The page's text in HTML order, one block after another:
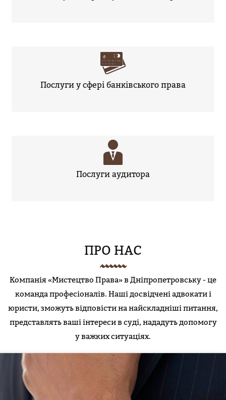
Послуги у сфері банківського права
Послуги аудитора
ПРО НАС
Компанія «Мистецтво Права» в Дніпропетровську - це
команда професіоналів. Наші досвідчені адвокати і
юристи, зможуть відповісти на найскладніші питання,
представлять ваші інтереси в суді, нададуть допомогу
у важких ситуаціях.
НАДАННЯ ЮРИДИЧНИХ ПОСЛУГ
Місія нашої компанії - надання клієнту якісної
юридичної допомоги
та
послуг адвоката в Дніпропетровську і по всій території України, у всіх